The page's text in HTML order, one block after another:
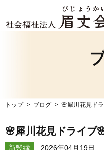
トップ ブログ 🌸犀川花見ド
🌸犀川花見ドライブ
新竪縁 2026年04月19日